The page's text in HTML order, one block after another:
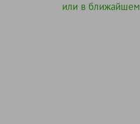
или в ближайшем